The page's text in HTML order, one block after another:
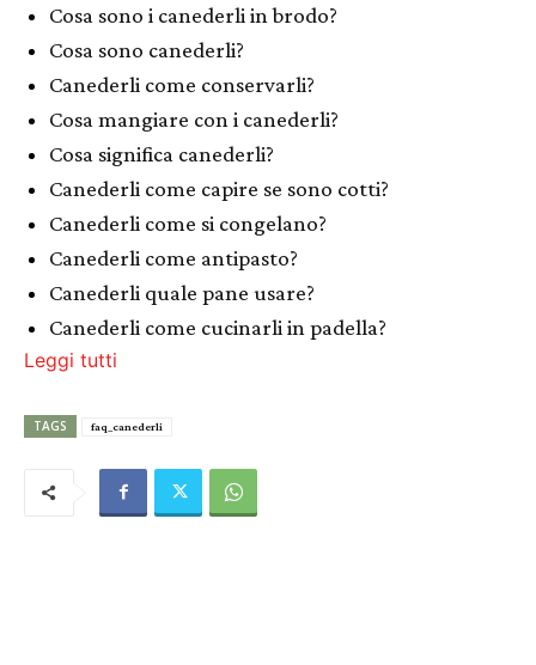
Cosa sono i canederli in brodo?
Cosa sono canederli?
Canederli come conservarli?
Cosa mangiare con i canederli?
Cosa significa canederli?
Canederli come capire se sono cotti?
Canederli come si congelano?
Canederli come antipasto?
Canederli quale pane usare?
Canederli come cucinarli in padella?
Leggi tutti
TAGS faq_canederli